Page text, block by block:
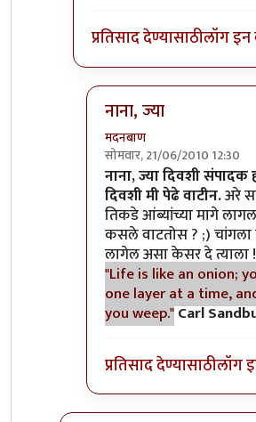
प्रतिसाद देण्यासाठीलॉग इन
नाना, ज्या
मदनबाण
सोमवार, 21/06/2010 12:30
In reply to>>काहीbyII
नाना, ज्या दिवशी संपादक
दिवशी मी पेढे वाटीन.अरे
तिकडे आंब्यांच्या मागे
कसले वाटतोस ? ;) चांगला
लागेल असा केसर दे त्याला
"Life is like an onion;
one layer at a time,
you weep."Carl
प्रतिसाद देण्यासाठीलॉग